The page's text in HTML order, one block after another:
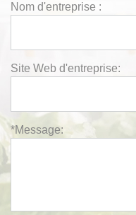
Nom d'entreprise :
Site Web d'entreprise:
*Message: